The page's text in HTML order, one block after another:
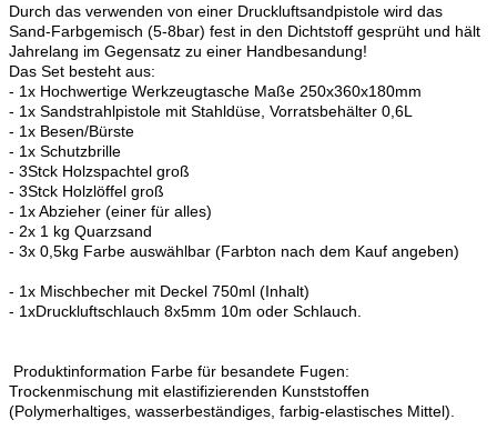
Durch das verwenden von einer Druckluftsandpistole wird das
Sand-Farbgemisch (5-8bar) fest in den Dichtstoff gesprüht und hält
Jahrelang im Gegensatz zu einer Handbesandung!
Das Set besteht aus:
- 1x Hochwertige Werkzeugtasche Maße 250x360x180mm
- 1x Sandstrahlpistole mit Stahldüse, Vorratsbehälter 0,6L
- 1x Besen/Bürste
- 1x Schutzbrille
- 3Stck Holzspachtel groß
- 3Stck Holzlöffel groß
- 1x Abzieher (einer für alles)
- 2x 1 kg Quarzsand
- 3x 0,5kg Farbe auswählbar (Farbton nach dem Kauf angeben)
- 1x Mischbecher mit Deckel 750ml (Inhalt)
- 1xDruckluftschlauch 8x5mm 10m oder Schlauch.
Produktinformation Farbe für besandete Fugen:
Trockenmischung mit elastifizierenden Kunststoffen
(Polymerhaltiges, wasserbeständiges, farbig-elastisches Mittel).